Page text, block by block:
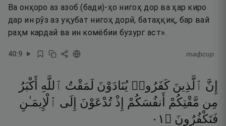
Ва онҳоро аз азоб (бади)-ҳо нигоҳ дор ва ҳар киро
дар ин рӯз аз уқубат нигоҳ дорӣ, батаҳқиқ, бар вай
раҳм кардаӣ ва ин комёбии бузург аст».
40:9 тафсир
إِنَّ ٱلَّذِينَ كَفَرُوا۟ يُنَادَوْنَ لَمَقْتُ ٱللَّهِ أَكْبَرُ
مِن مَّقْتِكُمْ أَنفُسَكُمْ إِذْ تُدْعَوْنَ إِلَى ٱلْإِيمَـٰنِ
فَتَكْفُرُونَ ۝ ١٠